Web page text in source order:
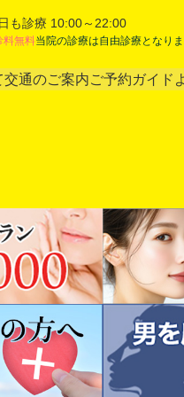
も診療 10:00～22:00
料無料当院の診療は自由診療となり
交通のご案内ご予約ガイド